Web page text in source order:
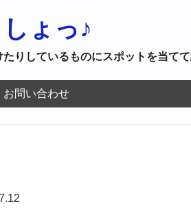
ょっ♪
りしているものにスポットを当て
お問い合わせ